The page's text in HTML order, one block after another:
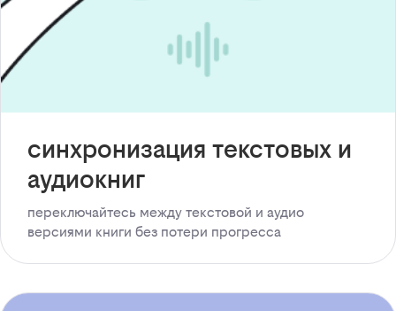
синхронизация текстовых и
аудиокниг
переключайтесь между текстовой и аудио
версиями книги без потери прогресса